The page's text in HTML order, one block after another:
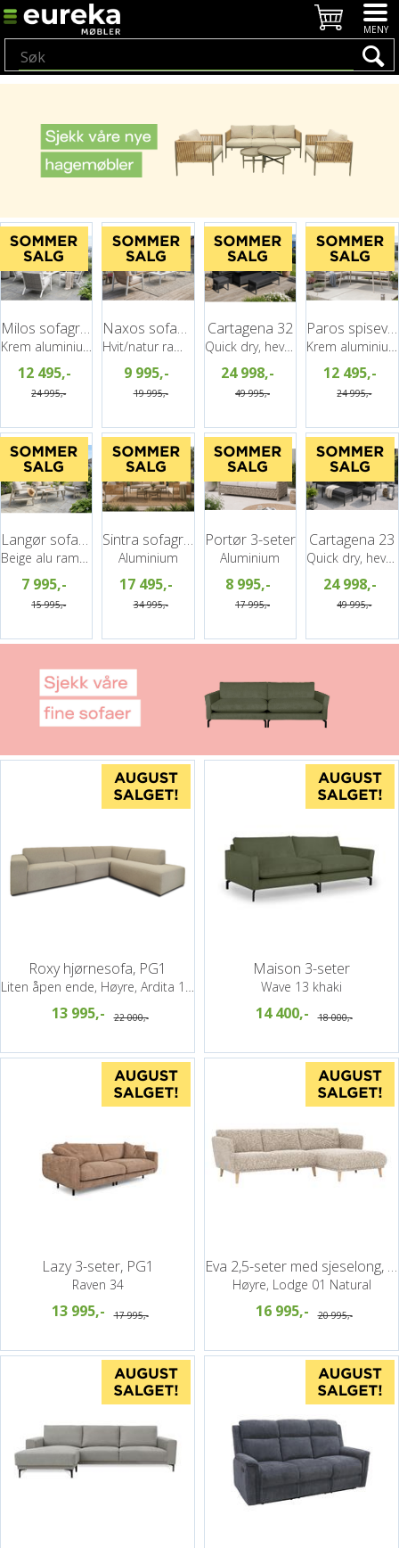
Milos sofagruppe, 2+1+1 + bord
Krem aluminiumramme/grå tauflett
12 495,-
24 995,-
Naxos sofagruppe 3+1+1+bord
Hvit/natur ramme/beige tekstil
9 995,-
19 995,-
Cartagena 32
Quick dry, hev/senk bord, Grå
24 998,-
49 995,-
Paros spisevinkel 32 m/bord
Krem aluminiumramme, grå tauflett
12 495,-
24 995,-
Langør sofagruppe 2+1+1+ Bord
7 995,-
15 995,-
Sintra sofagruppe, 3+1+1+ 2 bord
Aluminium
17 495,-
34 995,-
Portør 3-seter
Aluminium
8 995,-
17 995,-
Cartagena 23
Quick dry, hev/senk bord, Grå
24 998,-
49 995,-
Roxy hjørnesofa, PG1
13 995,- 22 000,-
Maison 3-seter
Wave 13 khaki
14 400,- 18 000,-
Lazy 3-seter, PG1
Raven 34
13 995,- 17 995,-
Eva 2,5-seter med sjeselong, PG3
Høyre, Lodge 01 Natural
16 995,- 20 995,-